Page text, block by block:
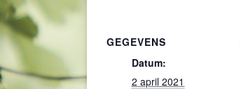
GEGEVENS
Datum:
2 april 2021